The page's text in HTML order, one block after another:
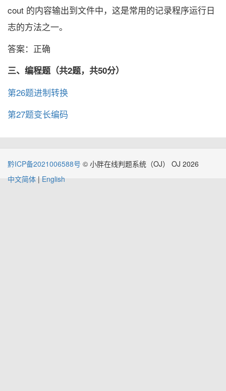
cout 的内容输出到文件中，这是常用的记录程序运行日
志的方法之一。
答案：正确
三、编程题（共2题，共50分）
第26题进制转换
第27题变长编码
黔ICP备2021006588号 © 小胖在线判题系统（OJ） OJ 2026
中文简体 | English